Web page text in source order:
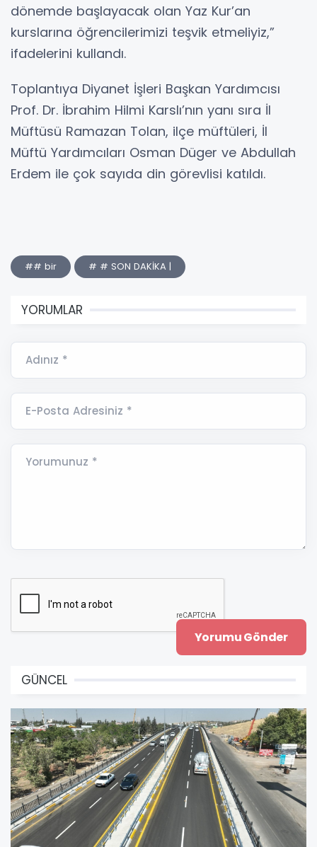
dönemde başlayacak olan Yaz Kur’an
kurslarına öğrencilerimizi teşvik etmeliyiz,”
ifadelerini kullandı.
Toplantıya Diyanet İşleri Başkan Yardımcısı
Prof. Dr. İbrahim Hilmi Karslı’nın yanı sıra İl
Müftüsü Ramazan Tolan, ilçe müftüleri, İl
Müftü Yardımcıları Osman Düger ve Abdullah
Erdem ile çok sayıda din görevlisi katıldı.
## bir # # SON DAKİKA |
YORUMLAR
Adınız *
E-Posta Adresiniz *
Yorumunuz *
GÜNCEL